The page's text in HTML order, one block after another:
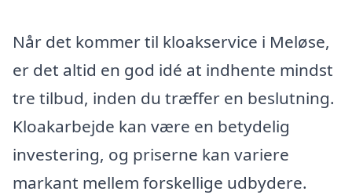
Når det kommer til kloakservice i Meløse,
er det altid en god idé at indhente mindst
tre tilbud, inden du træffer en beslutning.
Kloakarbejde kan være en betydelig
investering, og priserne kan variere
markant mellem forskellige udbydere.